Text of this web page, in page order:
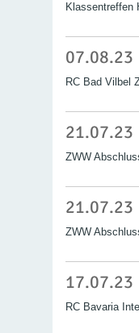
Klassentreffen
07.08.23
RC Bad Vilbel
21.07.23
ZWW
21.07.23
ZWW
17.07.23
RC Bavaria